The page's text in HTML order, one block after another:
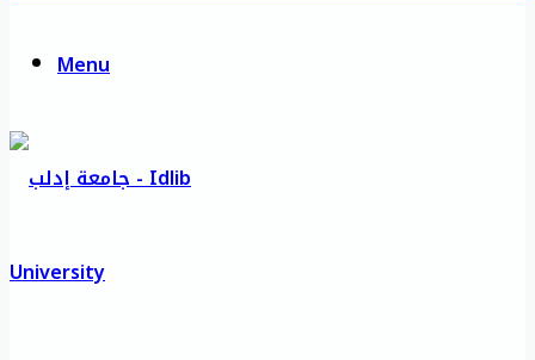
Menu